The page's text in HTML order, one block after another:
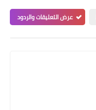
عرض التعليقات والردود